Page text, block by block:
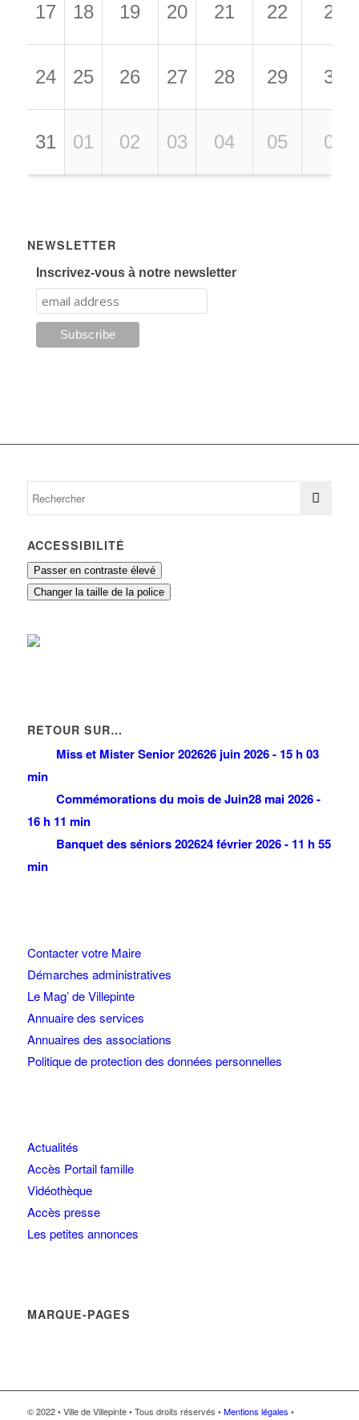
17 18 19 20 21 22 23
24 25 26 27 28 29 30
31 01 02 03 04 05 06
NEWSLETTER
Inscrivez-vous à notre newsletter
ACCESSIBILITÉ
Passer en contraste élevé
Changer la taille de la police
RETOUR SUR…
Miss et Mister Senior 202626 juin 2026 - 15 h 03
min
Commémorations du mois de Juin28 mai 2026 -
16 h 11 min
Banquet des séniors 202624 février 2026 - 11 h 55
min
Contacter votre Maire
Démarches administratives
Le Mag’ de Villepinte
Annuaire des services
Annuaires des associations
Politique de protection des données personnelles
Actualités
Accès Portail famille
Vidéothèque
Accès presse
Les petites annonces
MARQUE-PAGES
© 2022 • Ville de Villepinte • Tous droits réservés •Mentions légales •